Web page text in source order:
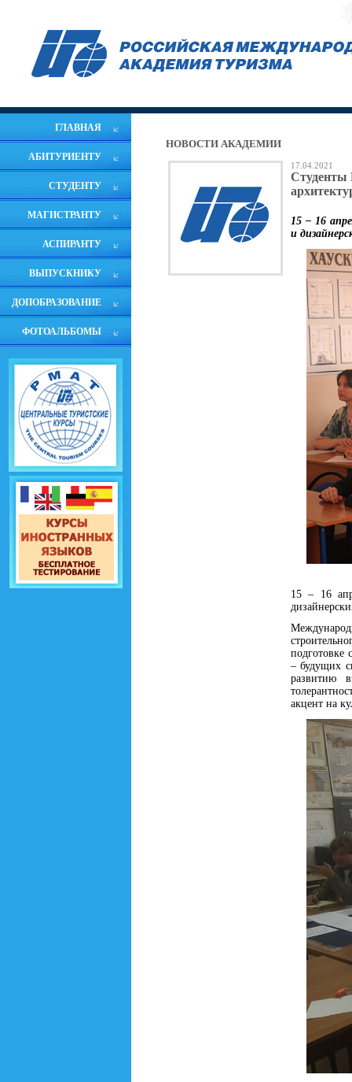
ГЛАВНАЯ
АБИТУРИЕНТУ
СТУДЕНТУ
МАГИСТРАНТУ
АСПИРАНТУ
ВЫПУСКНИКУ
ДОПОБРАЗОВАНИЕ
ФОТОАЛЬБОМЫ
НОВОСТИ АКАДЕМИИ
17.04.2021
Студенты
15 – 16
и
15 – 16
подготовке
– будущих
развитию
акцент на